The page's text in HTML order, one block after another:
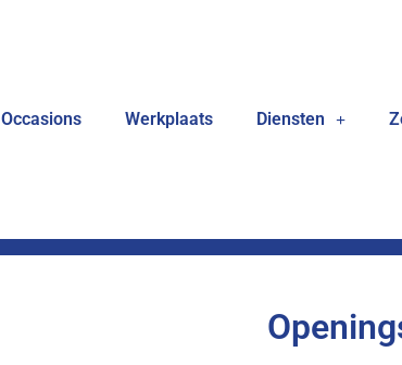
Occasions Werkplaats Diensten